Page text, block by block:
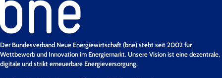
Der Bundesverband Neue Energiewirtschaft (bne) steht seit 2002 für
Wettbewerb und Innovation im Energiemarkt. Unsere Vision ist eine dezentrale,
digitale und strikt erneuerbare Energieversorgung.